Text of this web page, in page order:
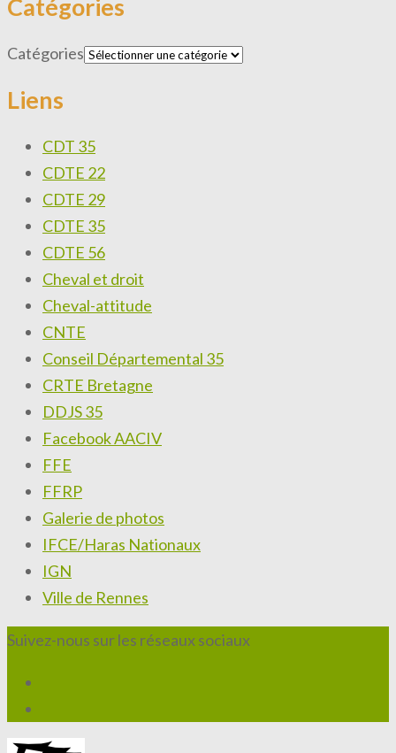
Catégories
Catégories
Liens
CDT 35
CDTE 22
CDTE 29
CDTE 35
CDTE 56
Cheval et droit
Cheval-attitude
CNTE
Conseil Départemental 35
CRTE Bretagne
DDJS 35
Facebook AACIV
FFE
FFRP
Galerie de photos
IFCE/Haras Nationaux
IGN
Ville de Rennes
Suivez-nous sur les réseaux sociaux